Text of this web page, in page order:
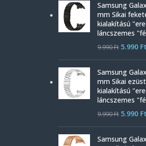
Samsung
mm Sikai
kialakítású
láncszemes
9.990Ft 5.990 Ft
Samsung
mm Sikai
kialakítású
láncszemes
9.990Ft 5.990 Ft
Samsung